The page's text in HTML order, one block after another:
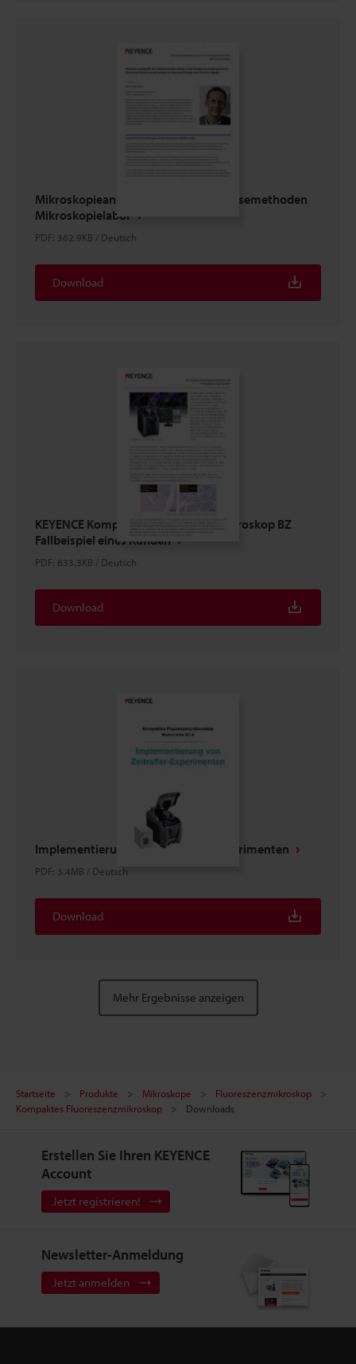
Mikroskopieanwendungen und Analysemethoden
Mikroskopielabor
PDF: 362.9KB / Deutsch
Download
KEYENCE Kompaktes Fluoreszenzmikroskop BZ
Fallbeispiel eines Kunden
PDF: 833.3KB / Deutsch
Download
Implementierung von Zeitraffer-Experimenten
PDF: 3.4MB / Deutsch
Download
Mehr Ergebnisse anzeigen
Startseite Produkte Mikroskope
Fluoreszenzmikroskop
Kompaktes Fluoreszenzmikroskop
Downloads
Erstellen Sie Ihren KEYENCE
Account
Jetzt registrieren!
Newsletter-Anmeldung
Jetzt anmelden